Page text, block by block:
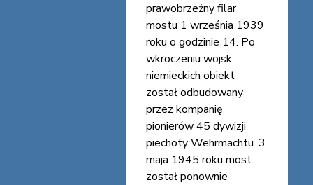
prawobrzeżny filar
mostu 1 września 1939
roku o godzinie 14. Po
wkroczeniu wojsk
niemieckich obiekt
został odbudowany
przez kompanię
pionierów 45 dywizji
piechoty Wehrmachtu. 3
maja 1945 roku most
został ponownie